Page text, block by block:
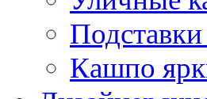
Кашпо